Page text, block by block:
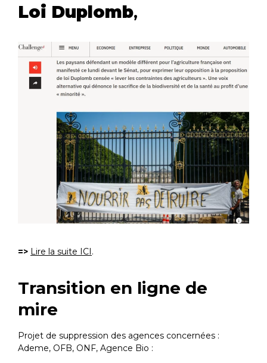
Loi Duplomb,
=> Lire la suite ICI.
Transition en ligne de
mire
Projet de suppression des agences concernées :
Ademe, OFB, ONF, Agence Bio :